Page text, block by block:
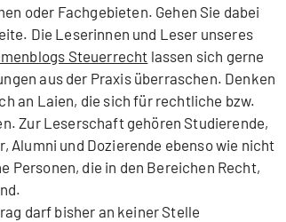
oder Fachgebieten. Gehen Sie dabei
Die Leserinnen und Leser unseres
Steuerrecht lassen sich gerne
aus der Praxis überraschen. Denken
an Laien, die sich für rechtliche bzw.
Zur Leserschaft gehören Studierende,
Alumni und Dozierende ebenso wie nicht
Personen, die in den Bereichen Recht,
darf bisher an keiner Stelle